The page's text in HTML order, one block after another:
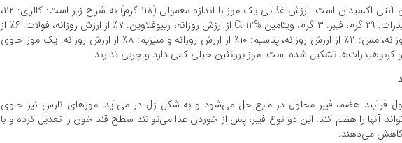
موز حاوی مقدار زیادی فیبر و چندین آنتی اکسیدان است. ارزش غذایی یک موز با اندازه معمولی (۱۱۸ گرم) به شرح زیر است: کالری: ۱۱۲،
چربی: ۰ گرم، پروتئین: ۱ گرم، کربوهیدرات: ۲۹ گرم، فیبر: ۳ گرم، ویتامین C: 12% از ارزش روزانه، ریبوفلاوین: ۷٪ از ارزش روزانه، فولات: ۶٪ از
ارزش روزانه، نیاسین: ۵٪ از ارزش روزانه، مس: ۱۱٪ از ارزش روزانه، پتاسیم: ۱۰٪ از ارزش روزانه و منیزیم: ۸٪ از ارزش روزانه. یک موز حاوی
فرآیند هضم، فیبر محلول در مایع حل می‌شود و به شکل ژل در می‌آید. موزهای نارس نیز حاوی
آنها را هضم کند. این دو نوع فیبر، پس از خوردن غذا می‌توانند سطح قند خون را تعدیل کرده و با
کاهش می‌دهند.